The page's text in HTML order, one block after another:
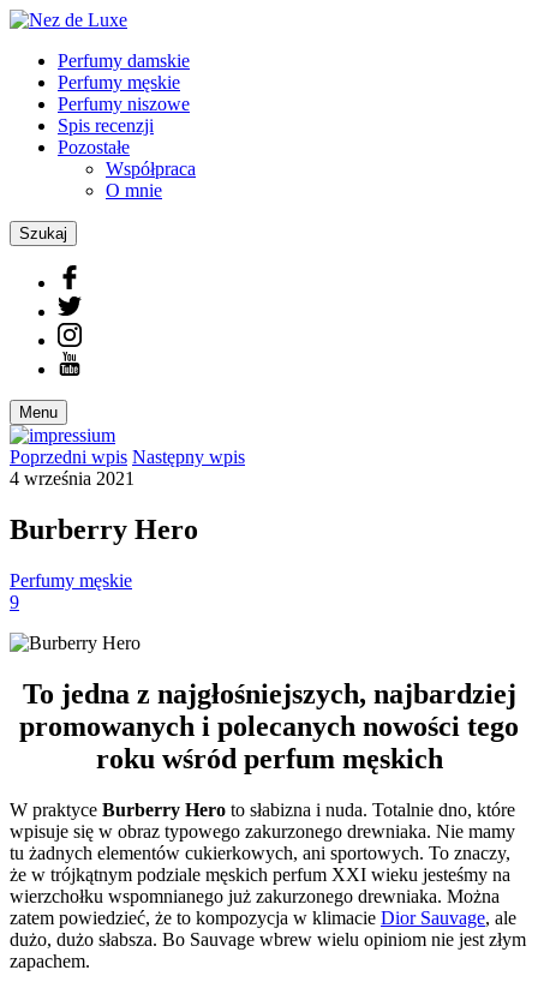
Perfumy damskie
Perfumy męskie
Perfumy niszowe
Spis recenzji
Pozostałe
Współpraca
O mnie
Szukaj
Menu
Poprzedni wpis Następny wpis
4 września 2021
Burberry Hero
Perfumy męskie
9
To jedna z najgłośniejszych, najbardziej
promowanych i polecanych nowości tego
roku wśród perfum męskich
W praktyce Burberry Hero to słabizna i nuda. Totalnie dno, które
wpisuje się w obraz typowego zakurzonego drewniaka. Nie mamy
tu żadnych elementów cukierkowych, ani sportowych. To znaczy,
że w trójkątnym podziale męskich perfum XXI wieku jesteśmy na
wierzchołku wspomnianego już zakurzonego drewniaka. Można
zatem powiedzieć, że to kompozycja w klimacie Dior Sauvage, ale
dużo, dużo słabsza. Bo Sauvage wbrew wielu opiniom nie jest złym
zapachem.